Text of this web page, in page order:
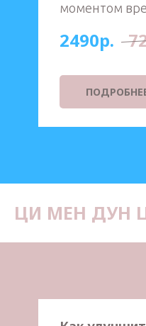
моментом
2490р.
ЦИ МЕН ДУН